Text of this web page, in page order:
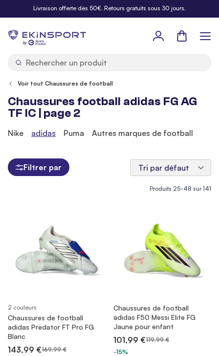
Allez au contenuLivraison offerte dès 50€. Retours gratuits sous 30 jours.
by
Panier
Voir tout Chaussures de football
Chaussures football adidas FG AG
TF IC | page 2
Produits 25-48 sur141
2 couleurs
Chaussures de football
adidas Predator FT Pro FG
Blanc
143,99 €169,99 €
Chaussures de football
adidas F50 Messi Elite FG
Jaune pour enfant
101,99 €119,99 €
-15%
Nike adidas Puma Autres marques de football
Filtrer par